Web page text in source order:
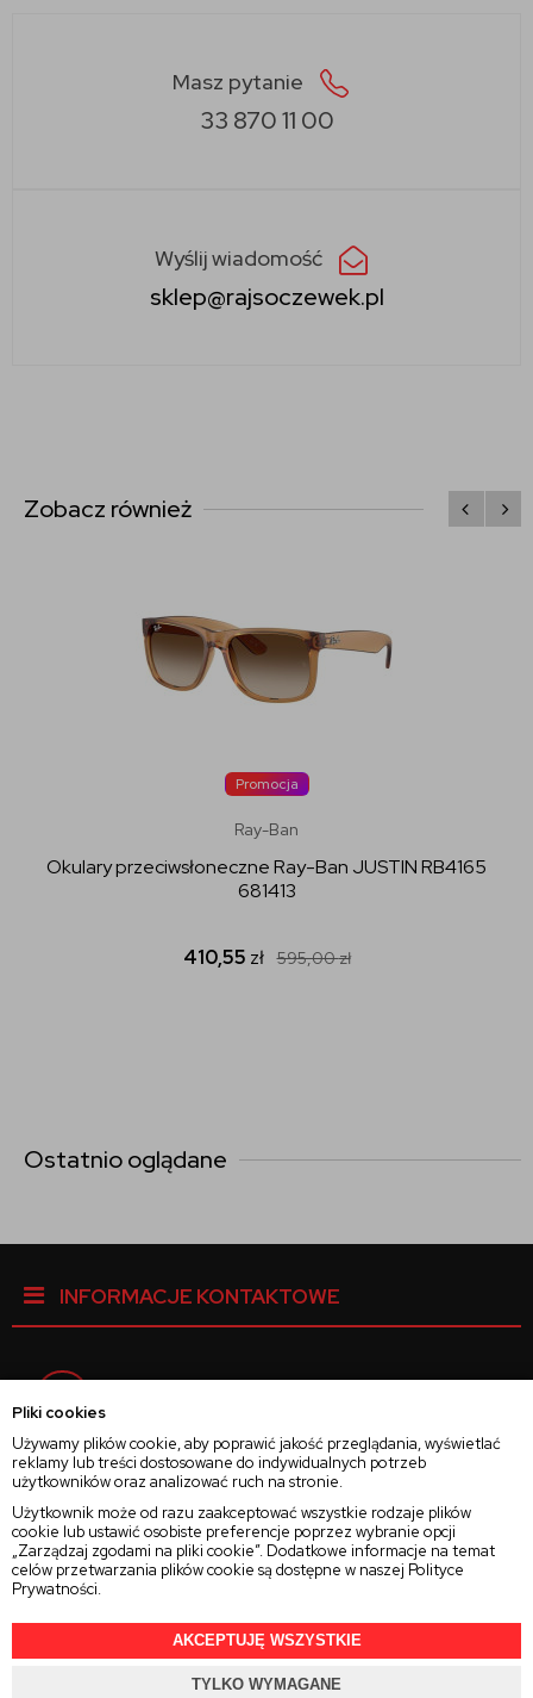
Pliki cookies
Używamy plików cookie, aby poprawić jakość przeglądania, wyświetlać
reklamy lub treści dostosowane do indywidualnych potrzeb
użytkowników oraz analizować ruch na stronie.
Użytkownik może od razu zaakceptować wszystkie rodzaje plików
cookie lub ustawić osobiste preferencje poprzez wybranie opcji
„Zarządzaj zgodami na pliki cookie”. Dodatkowe informacje na temat
celów przetwarzania plików cookie są dostępne w naszej Polityce
Prywatności.
AKCEPTUJĘ WSZYSTKIE
TYLKO WYMAGANE
Masz pytanie
33 870 11 00
Wyślij wiadomość
sklep@rajsoczewek.pl
Zobacz również
Promocja
Ray-Ban
Okulary przeciwsłoneczne Ray-Ban JUSTIN RB4165
681413
410,55 zł 595,00zł
Ostatnio oglądane
INFORMACJE KONTAKTOWE
Instagram
Twitter
2025 © Wszelkie Prawa ZastrzeżoneRajsoczewek.pl